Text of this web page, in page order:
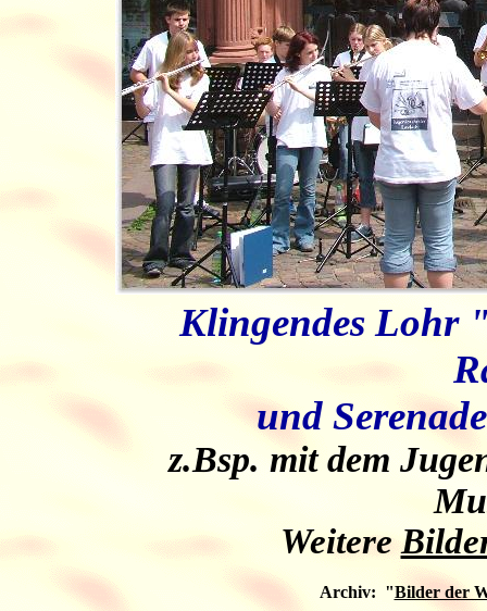
Klingendes Lohr
und
z.Bsp. mit dem
Weitere
Archiv: "Bilder der